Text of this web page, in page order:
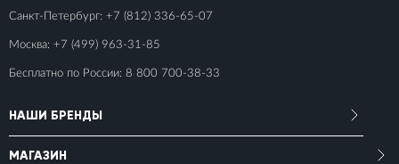
Санкт-Петербург: +7 (812) 336-65-07
Москва: +7 (499) 963-31-85
Бесплатно по России: 8 800 700-38-33
НАШИ БРЕНДЫ
МАГАЗИН